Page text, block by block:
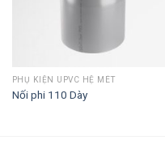
PHỤ KIỆN UPVC HỆ MÉT
Nối phi 110 Dày